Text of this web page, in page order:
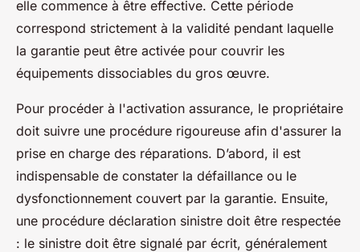
elle commence à être effective. Cette période
correspond strictement à la validité pendant laquelle
la garantie peut être activée pour couvrir les
équipements dissociables du gros œuvre.
Pour procéder à l'activation assurance, le propriétaire
doit suivre une procédure rigoureuse afin d'assurer la
prise en charge des réparations. D’abord, il est
indispensable de constater la défaillance ou le
dysfonctionnement couvert par la garantie. Ensuite,
une procédure déclaration sinistre doit être respectée
: le sinistre doit être signalé par écrit, généralement